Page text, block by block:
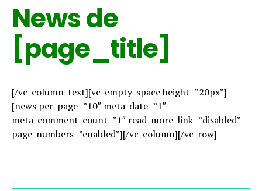
News de
[page_title]
[/vc_column_text][vc_empty_space height=”20px”]
[news per_page=”10″ meta_date=”1″
meta_comment_count=”1″ read_more_link=”disabled”
page_numbers=”enabled”][/vc_column][/vc_row]